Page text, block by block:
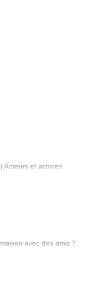
Acteurs et actrices
avec des amis?